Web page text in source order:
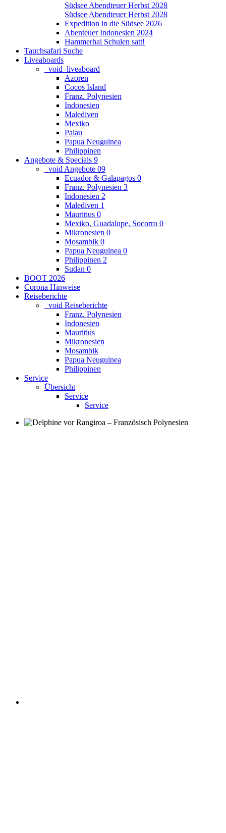
Südsee Abendteuer Herbst 2028
Südsee Abendteuer Herbst 2028
Expedition in die Südsee 2026
Abenteuer Indonesien 2024
Hammerhai Schulen satt!
Tauchsafari Suche
Liveaboards
_void_liveaboard
Azoren
Cocos Island
Franz. Polynesien
Indonesien
Malediven
Mexiko
Palau
Papua Neuguinea
Philippinen
Angebote & Specials 9
_void Angebote 09
Ecuador & Galapagos 0
Franz. Polynesien 3
Indonesien 2
Malediven 1
Mauritius 0
Mexiko, Guadalupe, Socorro 0
Mikronesien 0
Mosambik 0
Papua Neuguinea 0
Philippinen 2
Sudan 0
BOOT 2026
Corona Hinweise
Reiseberichte
_void Reiseberichte
Franz. Polynesien
Indonesien
Mauritius
Mikronesien
Mosambik
Papua Neuguinea
Philippinen
Service
Übersicht
Service
Service